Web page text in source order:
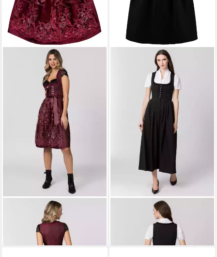
STOCKERPOINTDirndl Eva
ab 179,90 €
STOCKERPOINT
Dirndl
ab 99,90 €